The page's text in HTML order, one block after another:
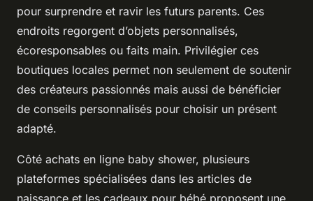
pour surprendre et ravir les futurs parents. Ces
endroits regorgent d’objets personnalisés,
écoresponsables ou faits main. Privilégier ces
boutiques locales permet non seulement de soutenir
des créateurs passionnés mais aussi de bénéficier
de conseils personnalisés pour choisir un présent
adapté.
Côté achats en ligne baby shower, plusieurs
plateformes spécialisées dans les articles de
naissance et les cadeaux pour bébé proposent une